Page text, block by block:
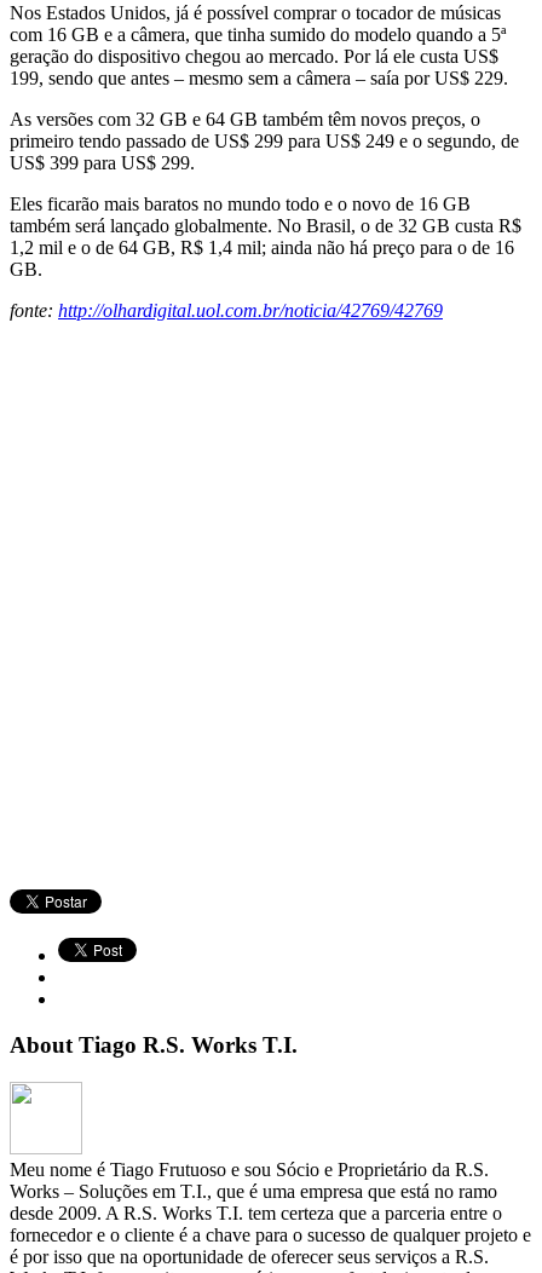
Nos Estados Unidos, já é possível comprar o tocador de músicas
com 16 GB e a câmera, que tinha sumido do modelo quando a 5ª
geração do dispositivo chegou ao mercado. Por lá ele custa US$
199, sendo que antes – mesmo sem a câmera – saía por US$ 229.
As versões com 32 GB e 64 GB também têm novos preços, o
primeiro tendo passado de US$ 299 para US$ 249 e o segundo, de
US$ 399 para US$ 299.
Eles ficarão mais baratos no mundo todo e o novo de 16 GB
também será lançado globalmente. No Brasil, o de 32 GB custa R$
1,2 mil e o de 64 GB, R$ 1,4 mil; ainda não há preço para o de 16
GB.
fonte: http://olhardigital.uol.com.br/noticia/42769/42769
About Tiago R.S. Works T.I.
Meu nome é Tiago Frutuoso e sou Sócio e Proprietário da R.S.
Works – Soluções em T.I., que é uma empresa que está no ramo
desde 2009. A R.S. Works T.I. tem certeza que a parceria entre o
fornecedor e o cliente é a chave para o sucesso de qualquer projeto e
é por isso que na oportunidade de oferecer seus serviços a R.S.